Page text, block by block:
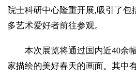
院士科研中心隆重开展,吸引了包
多艺术爱好者前往参观。
本次展览将通过国内近40余
家描绘的美好春天的画面。其中